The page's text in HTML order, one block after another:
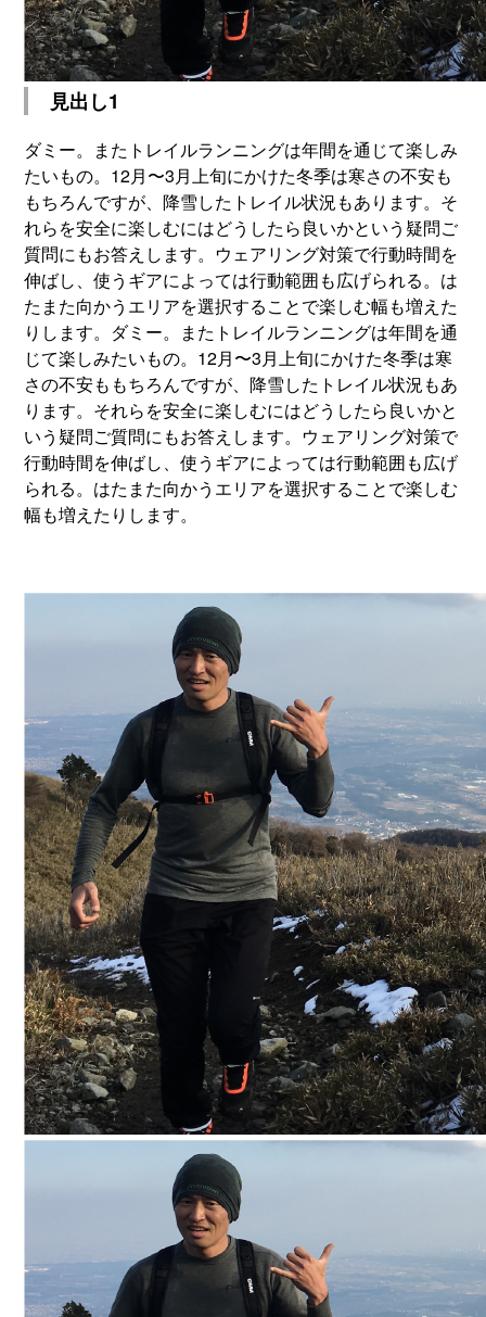
見出し1
ダミー。またトレイルランニングは年間を通じて楽しみ
たいもの。12月〜3月上旬にかけた冬季は寒さの不安も
もちろんですが、降雪したトレイル状況もあります。そ
れらを安全に楽しむにはどうしたら良いかという疑問ご
質問にもお答えします。ウェアリング対策で行動時間を
伸ばし、使うギアによっては行動範囲も広げられる。は
たまた向かうエリアを選択することで楽しむ幅も増えた
りします。ダミー。またトレイルランニングは年間を通
じて楽しみたいもの。12月〜3月上旬にかけた冬季は寒
さの不安ももちろんですが、降雪したトレイル状況もあ
ります。それらを安全に楽しむにはどうしたら良いかと
いう疑問ご質問にもお答えします。ウェアリング対策で
行動時間を伸ばし、使うギアによっては行動範囲も広げ
られる。はたまた向かうエリアを選択することで楽しむ
幅も増えたりします。